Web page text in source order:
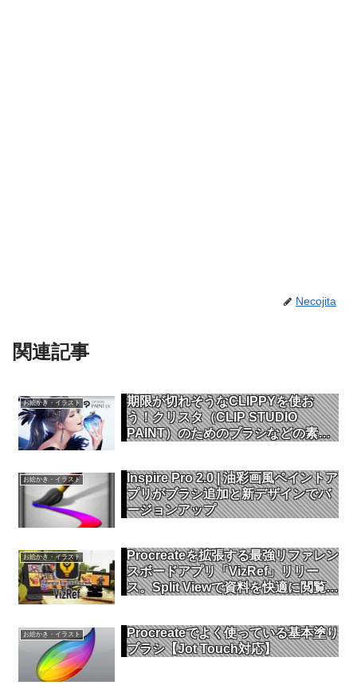
Necojita
関連記事
お絵かき・イラスト
期限が切れそうなCLIPPYを使お
う！クリスタ（CLIP STUDIO
PAINT）のためのブラシなどの素材
お絵かき・イラスト
Inspire Pro 2.0 | 油彩画風ペイントア
プリがブラシ追加と新デザインでバ
ージョンアップ
お絵かき・イラスト
Procreateを拡張する最強リファレン
スボードアプリ「VizRef」リリー
ス。Split Viewで資料を快適に閲覧し
お絵かき・イラスト
Procreateでよく使っている基本塗り
ブラシ【Jot Touch対応】